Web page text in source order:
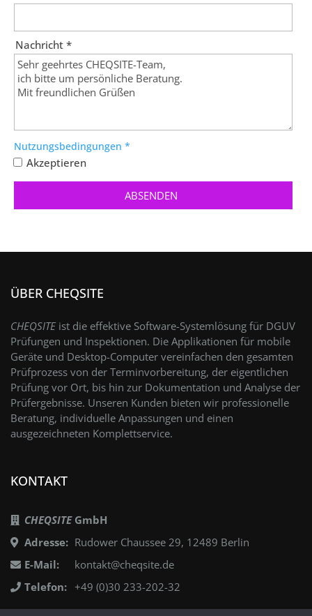
Nachricht *
Nutzungsbedingungen *
Akzeptieren
ÜBER CHEQSITE
CHEQSITEist die effektive Software-Systemlösung für DGUV
Prüfungen und Inspektionen. Die Applikationen für mobile
Geräte und Desktop-Computer vereinfachen den gesamten
Prüfprozess von der Terminvorbereitung, der eigentlichen
Prüfung vor Ort, bis hin zur Dokumentation und Analyse der
Prüfergebnisse. Unseren Kunden bieten wir professionelle
Beratung, individuelle Anpassungen und einen
ausgezeichneten Komplettservice.
KONTAKT
CHEQSITEGmbH
Adresse: Rudower Chaussee 29, 12489 Berlin
E-Mail:
kontakt@cheqsite.de
Telefon: +49 (0)30 233-202-32